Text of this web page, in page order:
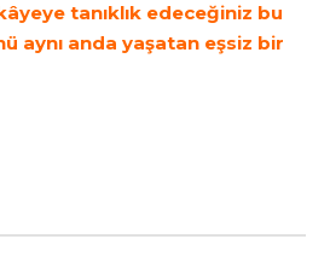
tanıklık edeceğiniz bu
aynı anda yaşatan eşsiz bir